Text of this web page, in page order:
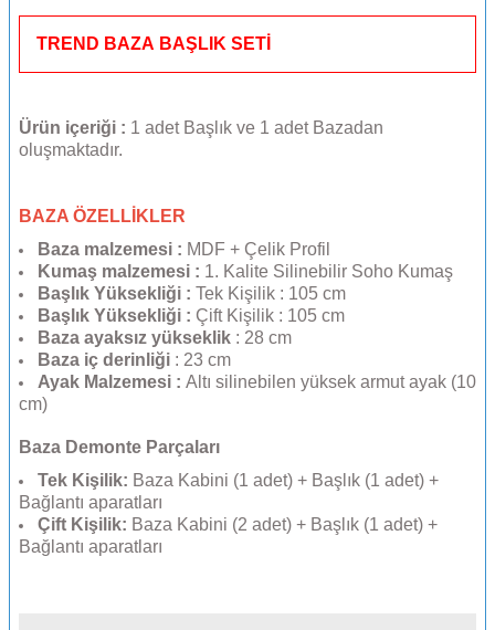
TREND BAZA BAŞLIK SETİ
Ürün içeriği : 1 adet Başlık ve 1 adet Bazadan
oluşmaktadır.
BAZA ÖZELLİKLER
Baza malzemesi : MDF + Çelik Profil
Kumaş malzemesi : 1. Kalite Silinebilir Soho Kumaş
Başlık Yüksekliği : Tek Kişilik : 105 cm
Başlık Yüksekliği : Çift Kişilik : 105 cm
Baza ayaksız yükseklik : 28 cm
Baza iç derinliği : 23 cm
Ayak Malzemesi : Altı silinebilen yüksek armut ayak (10
cm)
Baza Demonte Parçaları
Tek Kişilik: Baza Kabini (1 adet) + Başlık (1 adet) +
Bağlantı aparatları
Çift Kişilik: Baza Kabini (2 adet) + Başlık (1 adet) +
Bağlantı aparatları